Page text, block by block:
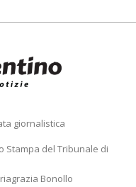
giornalistica
Stampa del Tribunale di
Bonollo